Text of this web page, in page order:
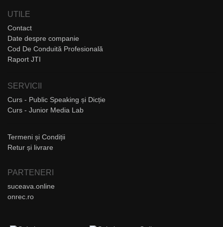
UTILE
Contact
Date despre companie
Cod De Conduită Profesională
Raport JTI
SERVICII
Curs - Public Speaking și Dicție
Curs - Junior Media Lab
Termeni și Condiții
Retur și livrare
PARTENERI
suceava.online
onrec.ro